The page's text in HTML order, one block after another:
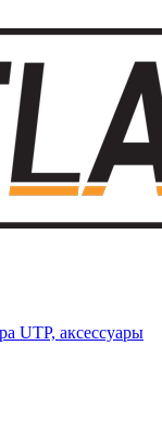
UTP, аксессуары